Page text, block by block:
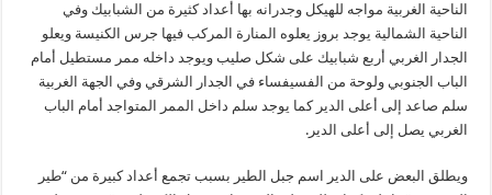
الناحية الغربية مواجه للهيكل وجدرانه بها أعداد كثيرة من الشبابيك وفي
الناحية الشمالية يوجد بروز يعلوه المنارة المركب فيها جرس الكنيسة ويعلو
الجدار الغربي أربع شبابيك على شكل صليب ويوجد داخله ممر مستطيل أمام
الباب الجنوبي ولوحة من الفسيفساء في الجدار الشرقي وفي الجهة الغربية
سلم صاعد إلى أعلى الدير كما يوجد سلم داخل الممر المتواجد أمام الباب
الغربي يصل إلى أعلى الدير.
ويطلق البعض على الدير اسم جبل الطير بسبب تجمع أعداد كبيرة من “طير